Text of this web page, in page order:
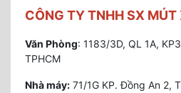
CÔNG TY TNHH SX MÚT
Văn Phòng: 1183/3D, QL 1A,
TPHCM
Nhà máy: 71/1G KP. Đồng An 2,